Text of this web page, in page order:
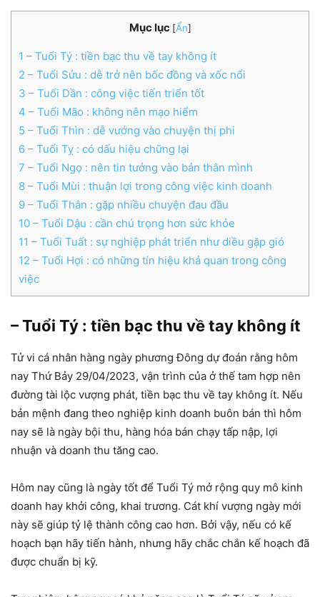
Mục lục [Ẩn]
1 – Tuổi Tý : tiền bạc thu về tay không ít
2 – Tuổi Sửu : dễ trở nên bốc đồng và xốc nổi
3 – Tuổi Dần : công việc tiến triển tốt
4 – Tuổi Mão : không nên mạo hiểm
5 – Tuổi Thìn : dễ vướng vào chuyện thị phi
6 – Tuổi Tỵ : có dấu hiệu chững lại
7 – Tuổi Ngọ : nên tin tưởng vào bản thân mình
8 – Tuổi Mùi : thuận lợi trong công việc kinh doanh
9 – Tuổi Thân : gặp nhiều chuyện đau đầu
10 – Tuổi Dậu : cần chú trọng hơn sức khỏe
11 – Tuổi Tuất : sự nghiệp phát triển như diều gặp gió
12 – Tuổi Hợi : có những tín hiệu khả quan trong công
việc
– Tuổi Tý : tiền bạc thu về tay không ít
Tử vi cá nhân hàng ngày phương Đông dự đoán rằng hôm
nay Thứ Bảy 29/04/2023, vận trình của ở thế tam hợp nên
đường tài lộc vượng phát, tiền bạc thu về tay không ít. Nếu
bản mệnh đang theo nghiệp kinh doanh buôn bán thì hôm
nay sẽ là ngày bội thu, hàng hóa bán chạy tấp nập, lợi
nhuận và doanh thu tăng cao.
Hôm nay cũng là ngày tốt để Tuổi Tý mở rộng quy mô kinh
doanh hay khởi công, khai trương. Cát khí vượng ngày mới
này sẽ giúp tỷ lệ thành công cao hơn. Bởi vậy, nếu có kế
hoạch bạn hãy tiến hành, nhưng hãy chắc chắn kế hoạch đã
được chuẩn bị kỹ.